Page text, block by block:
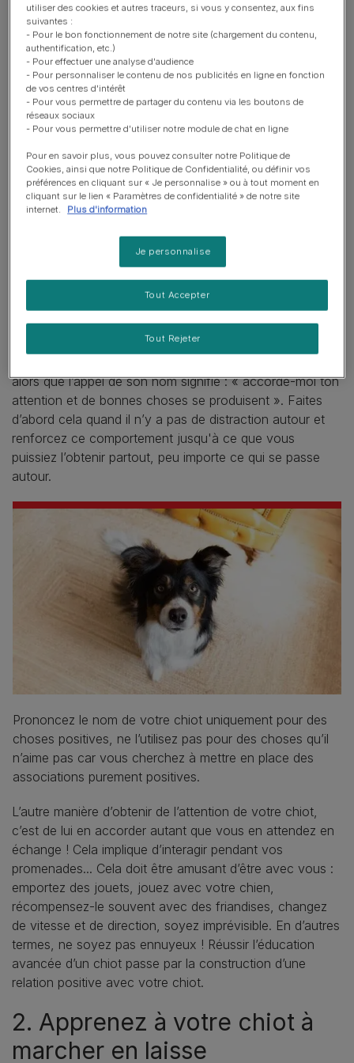
Un chiot ne peut réellement se concentrer que sur une
chose à la fois. Et s’il s’agit de vous, vous êtes en bonne
place pour pouvoir l’éloigner de ce qu’il ne devrait peut-
être pas faire et l’encourager à faire ce que vous
voudriez qu’il fasse. Avoir un chien qui vous accorde de
l’attention quand vous lui demandez signifie qu’il est prêt
à vous écouter ; c’est la première étape pour avancer
dans son éducation. Il ne sert à rien de demander quoi
que ce soit à votre chiot s’il pense aux écureuils ou à ce
mignon petit terrier qui court dans le parc !
Apprenez à votre chiot à vous regarder quand vous dites
depuis le début mais c’est le moment de réviser. Ayez
toujours des friandises dans votre poche quand vous
êtes à la maison ou dans le jardin. À divers moments,
alors que votre chien ne s’y attend pas, prononcez son
nom clairement et avec enthousiasme. S’il vous regarde,
déposez une friandise par terre entre vous, afin que le
alors que l’appel de son nom signifie : « accorde-moi ton
attention et de bonnes choses se produisent ». Faites
d’abord cela quand il n’y a pas de distraction autour et
renforcez ce comportement jusqu'à ce que vous
puissiez l’obtenir partout, peu importe ce qui se passe
autour.
Prononcez le nom de votre chiot uniquement pour des
choses positives, ne l’utilisez pas pour des choses qu’il
n’aime pas car vous cherchez à mettre en place des
associations purement positives.
L’autre manière d’obtenir de l’attention de votre chiot,
c’est de lui en accorder autant que vous en attendez en
échange ! Cela implique d’interagir pendant vos
promenades... Cela doit être amusant d’être avec vous :
emportez des jouets, jouez avec votre chien,
récompensez-le souvent avec des friandises, changez
de vitesse et de direction, soyez imprévisible. En d’autres
termes, ne soyez pas ennuyeux ! Réussir l’éducation
avancée d’un chiot passe par la construction d’une
relation positive avec votre chiot.
2. Apprenez à votre chiot à
marcher en laisse
utiliser des cookies et autres traceurs, si vous y consentez, aux fins
suivantes :
- Pour le bon fonctionnement de notre site (chargement du contenu,
authentification, etc.)
- Pour effectuer une analyse d'audience
- Pour personnaliser le contenu de nos publicités en ligne en fonction
de vos centres d'intérêt
- Pour vous permettre de partager du contenu via les boutons de
réseaux sociaux
- Pour vous permettre d'utiliser notre module de chat en ligne
Pour en savoir plus, vous pouvez consulter notre Politique de
Cookies, ainsi que notre Politique de Confidentialité, ou définir vos
préférences en cliquant sur « Je personnalise » ou à tout moment en
cliquant sur le lien « Paramètres de confidentialité » de notre site
internet.
Plus d'information
Je personnalise
Tout Rejeter
Tout Accepter